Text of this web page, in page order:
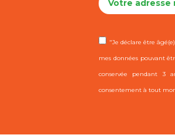
"Je déclare être
mes données pouvant
conservée pendant 3
consentement à tout